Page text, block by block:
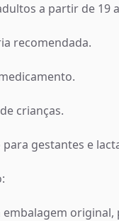
a partir de 19
recomendada.
crianças.
gestantes e
original,